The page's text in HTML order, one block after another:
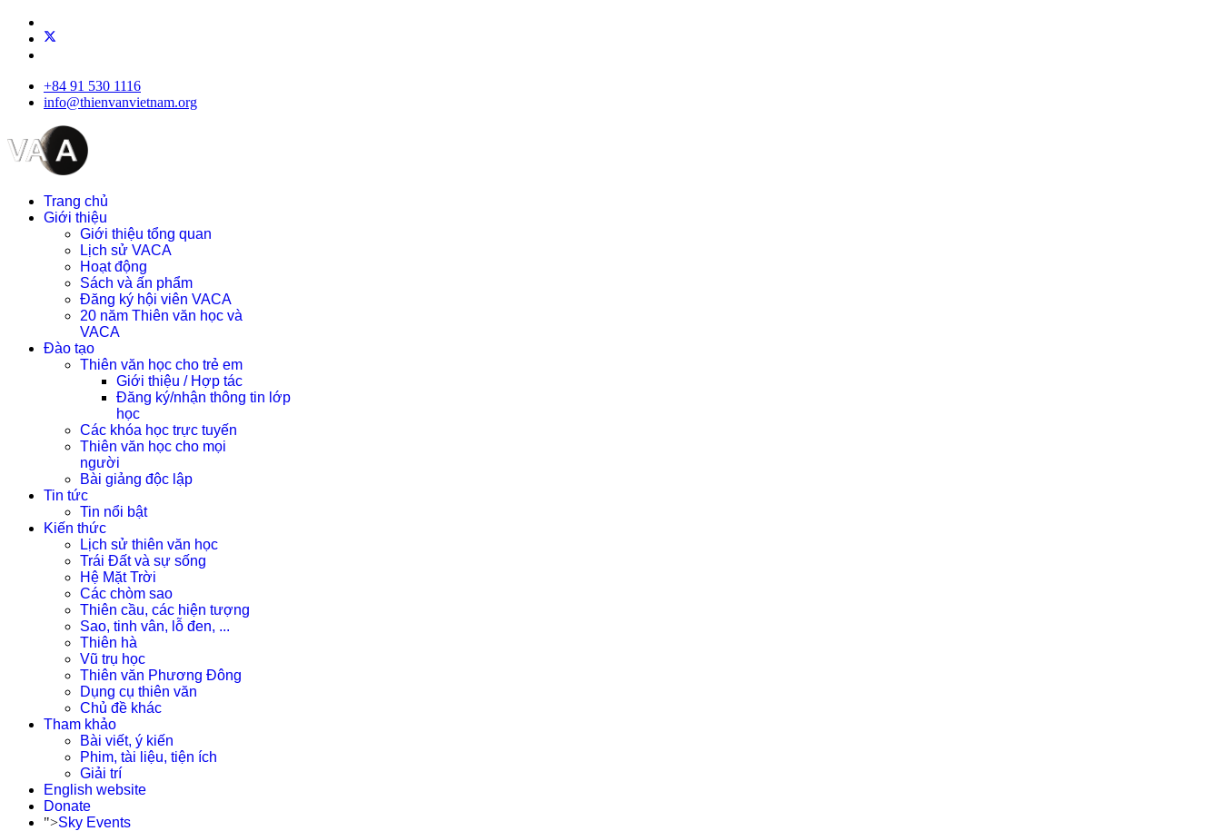
+84 91 530 1116
info@thienvanvietnam.org
Trang chủ
Giới thiệu
Giới thiệu tổng quan
Lịch sử VACA
Hoạt động
Sách và ấn phẩm
Đăng ký hội viên VACA
20 năm Thiên văn học và
VACA
Đào tạo
Thiên văn học cho trẻ em
Giới thiệu / Hợp tác
Đăng ký/nhận thông tin lớp
học
Các khóa học trực tuyến
Thiên văn học cho mọi
người
Bài giảng độc lập
Tin tức
Tin nổi bật
Kiến thức
Lịch sử thiên văn học
Trái Đất và sự sống
Hệ Mặt Trời
Các chòm sao
Thiên cầu, các hiện tượng
Sao, tinh vân, lỗ đen, ...
Thiên hà
Vũ trụ học
Thiên văn Phương Đông
Dụng cụ thiên văn
Chủ đề khác
Tham khảo
Bài viết, ý kiến
Phim, tài liệu, tiện ích
Giải trí
English website
Donate
">Sky Events